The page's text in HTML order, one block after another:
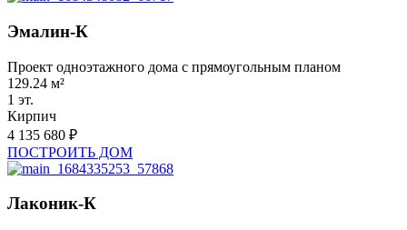
Эмалин-К
Проект одноэтажного дома с прямоугольным планом
129.24 м²
1 эт.
Кирпич
4 135 680 ₽
ПОСТРОИТЬ ДОМ
Лаконик-К